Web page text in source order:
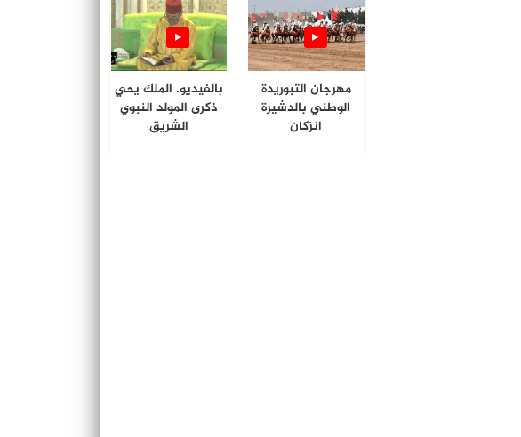
مهرجان التبوريدة
الوطني بالدشيرة
انزكان
بالفيديو. الملك يحي
ذكرى المولد النبوي
الشريق